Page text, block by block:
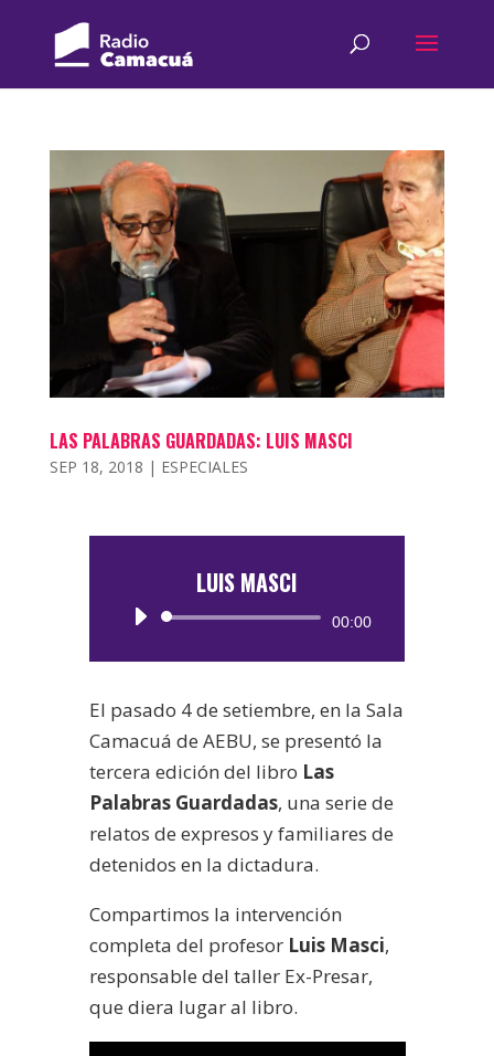
LAS PALABRAS GUARDADAS: LUIS MASCI
SEP 18, 2018 | ESPECIALES
LUIS MASCI
Reproductor
00:00
El pasado 4 de setiembre, en la Sala
Camacuá de AEBU, se presentó la
tercera edición del libro Las
Palabras Guardadas, una serie de
relatos de expresos y familiares de
detenidos en la dictadura.
Compartimos la intervención
completa del profesor Luis Masci,
responsable del taller Ex-Presar,
que diera lugar al libro.